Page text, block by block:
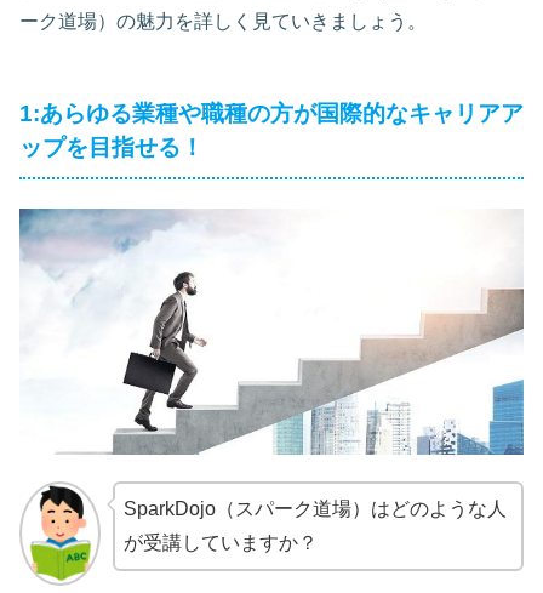
ーク道場）の魅力を詳しく見ていきましょう。
1:あらゆる業種や職種の方が国際的なキャリアア
ップを目指せる！
SparkDojo（スパーク道場）はどのような人
が受講していますか？